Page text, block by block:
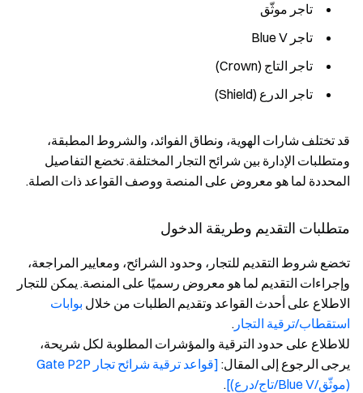
تاجر موثّق
تاجر Blue V
تاجر التاج (Crown)
تاجر الدرع (Shield)
قد تختلف شارات الهوية، ونطاق الفوائد، والشروط المطبقة،
ومتطلبات الإدارة بين شرائح التجار المختلفة. تخضع التفاصيل
المحددة لما هو معروض على المنصة ووصف القواعد ذات الصلة.
متطلبات التقديم وطريقة الدخول
تخضع شروط التقديم للتجار، وحدود الشرائح، ومعايير المراجعة،
وإجراءات التقديم لما هو معروض رسميًا على المنصة. يمكن للتجار
الاطلاع على أحدث القواعد وتقديم الطلبات من خلال بوابات
استقطاب/ترقية التجار .
للاطلاع على حدود الترقية والمؤشرات المطلوبة لكل شريحة،
يرجى الرجوع إلى المقال:
[قواعد ترقية شرائح تجار Gate P2P
(موثّق/Blue V/تاج/درع)]
.